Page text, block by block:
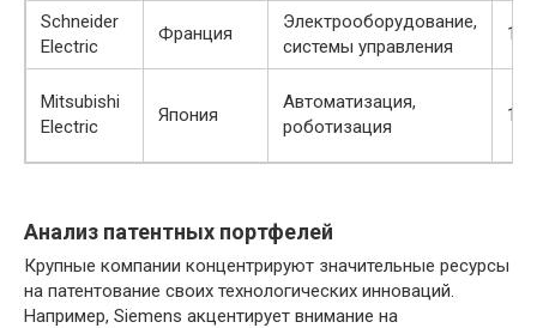
Schneider
Electric
Франция
Электрооборудование,
системы управления
Mitsubishi
Electric
Япония
Автоматизация,
роботизация
Анализ патентных портфелей
Крупные компании концентрируют значительные ресурсы
на патентование своих технологических инноваций.
Например, Siemens акцентирует внимание на